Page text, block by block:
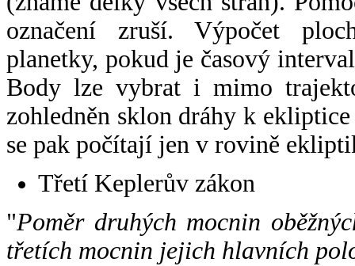
označení zruší. Výpočet
planetky, pokud je časový
Body lze vybrat i mimo
zohledněn sklon dráhy k
se pak počítají jen v rovině
Třetí Keplerův zákon
"Poměr druhých mocnin
třetích mocnin jejich hlavních